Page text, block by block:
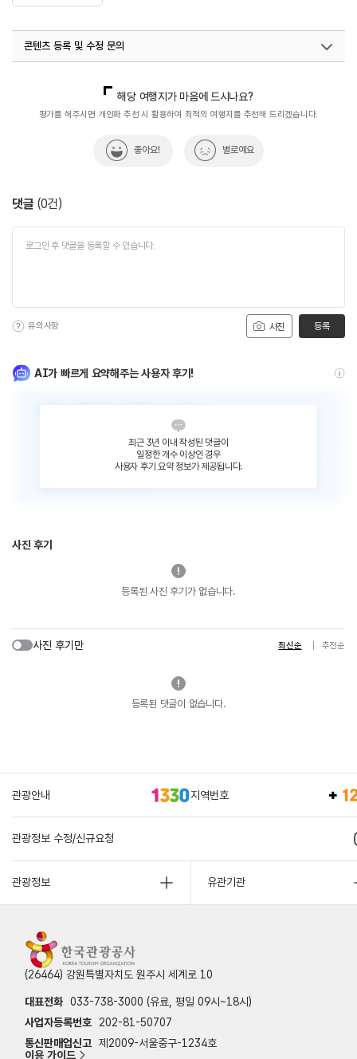
콘텐츠 등록 및 수정 문의
해당 여행지가 마음에 드시나요?
평가를 해주시면 개인화 추천 시 활용하여 최적의 여행지를 추천해 드리겠습니다.
좋아요! 별로예요
댓글 (0건)
사진
유의사항 등록
AI가 빠르게 요약해주는 사용자 후기!
최근 3년 이내 작성된 댓글이
일정한 개수 이상인 경우
사용자 후기 요약 정보가 제공됩니다.
사진 후기
등록된 사진 후기가 없습니다.
사진 후기만 최신순 추천순
등록된 댓글이 없습니다.
관광안내 지역번호
관광정보 수정/신규요청
관광정보 유관기관
(26464) 강원특별자치도 원주시 세계로 10
대표전화 033-738-3000 (유료, 평일 09시~18시)
사업자등록번호
202-81-50707
통신판매업신고 제2009-서울중구-1234호
이용 가이드